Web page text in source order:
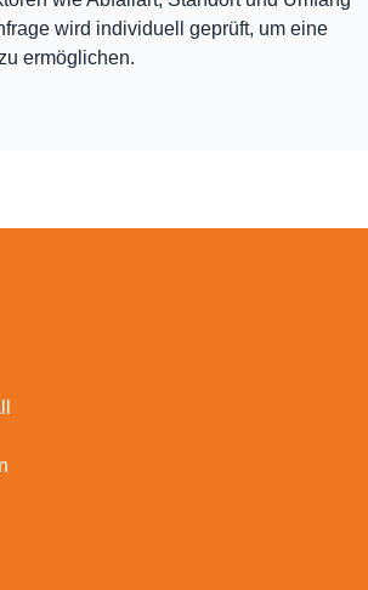
wird individuell geprüft, um eine
ermöglichen.